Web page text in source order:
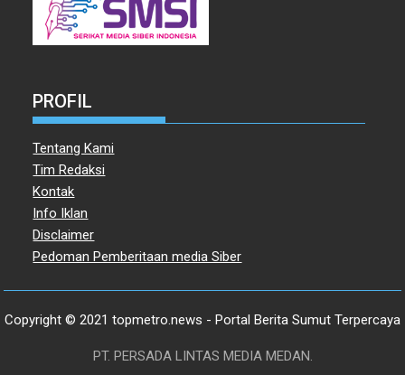
PROFIL
Tentang Kami
Tim Redaksi
Kontak
Info Iklan
Disclaimer
Pedoman Pemberitaan media Siber
Copyright © 2021 topmetro.news - Portal Berita Sumut Terpercaya
PT. PERSADA LINTAS MEDIA MEDAN.